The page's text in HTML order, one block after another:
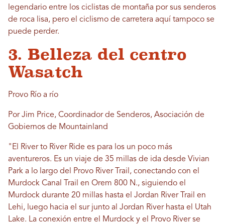
legendario entre los ciclistas de montaña por sus senderos
de roca lisa, pero el ciclismo de carretera aquí tampoco se
puede perder.
3. Belleza del centro
Wasatch
Provo Río a río
Por Jim Price, Coordinador de Senderos, Asociación de
Gobiernos de Mountainland
"El River to River Ride es para los un poco más
aventureros. Es un viaje de 35 millas de ida desde Vivian
Park a lo largo del Provo River Trail, conectando con el
Murdock Canal Trail en Orem 800 N., siguiendo el
Murdock durante 20 millas hasta el Jordan River Trail en
Lehi, luego hacia el sur junto al Jordan River hasta el Utah
Lake. La conexión entre el Murdock y el Provo River se